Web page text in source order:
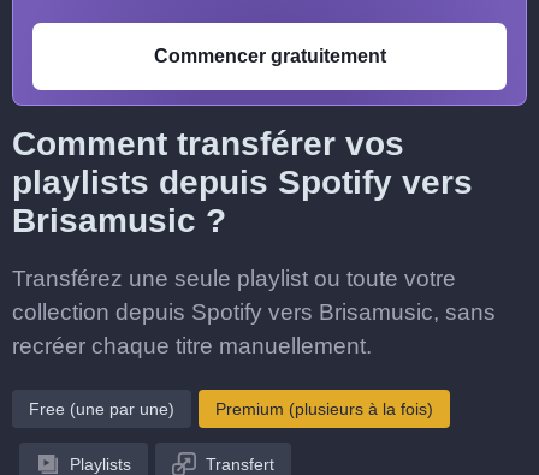
Commencer gratuitement
Comment transférer vos
playlists depuis Spotify vers
Brisamusic ?
Transférez une seule playlist ou toute votre
collection depuis Spotify vers Brisamusic, sans
recréer chaque titre manuellement.
Free (une par une) Premium (plusieurs à la fois)
Playlists Transfert